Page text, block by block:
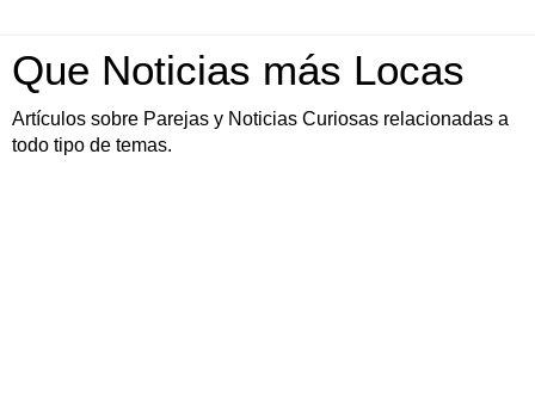
Que Noticias más Locas
Artículos sobre Parejas y Noticias Curiosas relacionadas a
todo tipo de temas.